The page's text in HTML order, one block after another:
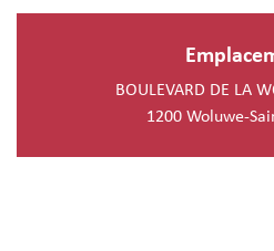
BOULEVARD DE LA
1200 Woluwe-